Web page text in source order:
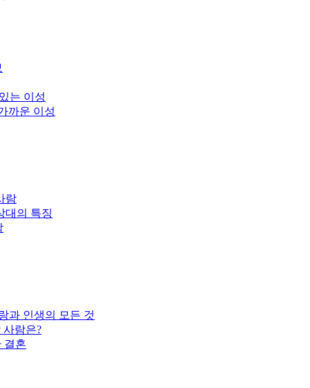
는 이성
까운 이성
람
대의 특징
과 인생의 모든 것
사람은?
결혼